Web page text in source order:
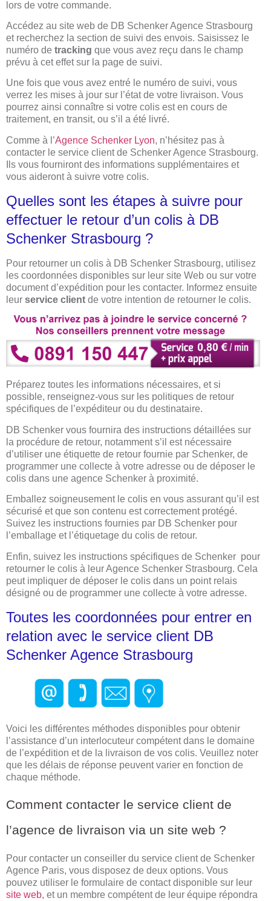
lors de votre commande.
Accédez au site web de DB Schenker Agence Strasbourg
et recherchez la section de suivi des envois. Saisissez le
numéro de tracking que vous avez reçu dans le champ
prévu à cet effet sur la page de suivi.
Une fois que vous avez entré le numéro de suivi, vous
verrez les mises à jour sur l’état de votre livraison. Vous
pourrez ainsi connaître si votre colis est en cours de
traitement, en transit, ou s’il a été livré.
Comme à l’Agence Schenker Lyon, n’hésitez pas à
contacter le service client de Schenker Agence Strasbourg.
Ils vous fourniront des informations supplémentaires et
vous aideront à suivre votre colis.
Quelles sont les étapes à suivre pour
effectuer le retour d’un colis à DB
Schenker Strasbourg ?
Pour retourner un colis à DB Schenker Strasbourg, utilisez
les coordonnées disponibles sur leur site Web ou sur votre
document d’expédition pour les contacter. Informez ensuite
leur service client de votre intention de retourner le colis.
Préparez toutes les informations nécessaires, et si
possible, renseignez-vous sur les politiques de retour
spécifiques de l’expéditeur ou du destinataire.
DB Schenker vous fournira des instructions détaillées sur
la procédure de retour, notamment s’il est nécessaire
d’utiliser une étiquette de retour fournie par Schenker, de
programmer une collecte à votre adresse ou de déposer le
colis dans une agence Schenker à proximité.
Emballez soigneusement le colis en vous assurant qu’il est
sécurisé et que son contenu est correctement protégé.
Suivez les instructions fournies par DB Schenker pour
l’emballage et l’étiquetage du colis de retour.
Enfin, suivez les instructions spécifiques de Schenker pour
retourner le colis à leur Agence Schenker Strasbourg. Cela
peut impliquer de déposer le colis dans un point relais
désigné ou de programmer une collecte à votre adresse.
Toutes les coordonnées pour entrer en
relation avec le service client DB
Schenker Agence Strasbourg
Voici les différentes méthodes disponibles pour obtenir
l’assistance d’un interlocuteur compétent dans le domaine
de l’expédition et de la livraison de vos colis. Veuillez noter
que les délais de réponse peuvent varier en fonction de
chaque méthode.
Comment contacter le service client de
l’agence de livraison via un site web ?
Pour contacter un conseiller du service client de Schenker
Agence Paris, vous disposez de deux options. Vous
pouvez utiliser le formulaire de contact disponible sur leur
site web, et un membre compétent de leur équipe répondra